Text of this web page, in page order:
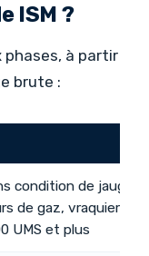
ISM ?
à partir
brute :
condition de jauge),
de gaz, vraquiers et
UMS et plus